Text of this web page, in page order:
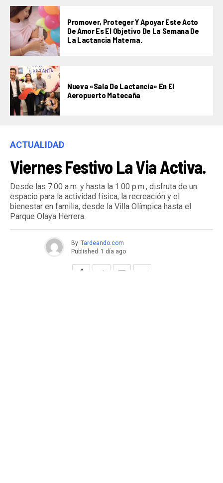
Promover, Proteger Y Apoyar Este Acto
De Amor Es El Objetivo De La Semana De
La Lactancia Materna.
Nueva «Sala De Lactancia» En El
Aeropuerto Matecaña
ACTUALIDAD
Viernes Festivo La Via Activa.
Desde las 7:00 a.m. y hasta la 1:00 p.m., disfruta de un
espacio para la actividad física, la recreación y el
bienestar en familia, desde la Villa Olímpica hasta el
Parque Olaya Herrera.
By Tardeando.com
Published 1 día ago